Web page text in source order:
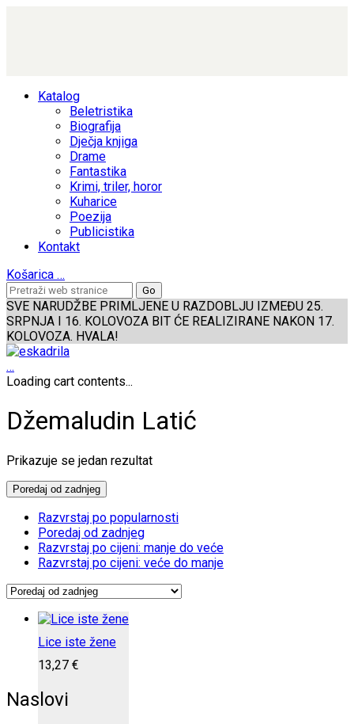
Katalog
Beletristika
Biografija
Dječja knjiga
Drame
Fantastika
Krimi, triler, horor
Kuharice
Poezija
Publicistika
Kontakt
Košarica …
SVE NARUDŽBE PRIMLJENE U RAZDOBLJU IZMEĐU 25.
SRPNJA I 16. KOLOVOZA BIT ĆE REALIZIRANE NAKON 17.
KOLOVOZA. HVALA!
…
Loading cart contents...
Džemaludin Latić
Prikazuje se jedan rezultat
Poredaj od zadnjeg
Razvrstaj po popularnosti
Poredaj od zadnjeg
Razvrstaj po cijeni: manje do veće
Razvrstaj po cijeni: veće do manje
Lice iste žene
13,27 €
Naslovi